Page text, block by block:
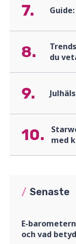
7.
8.
du
9.
10.
med
/ Senaste
E-
och vad